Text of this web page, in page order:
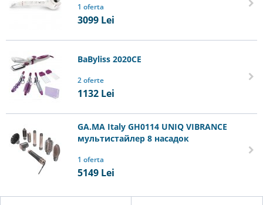
1 oferta
3099 Lei
BaByliss 2020CE
2 oferte
1132 Lei
GA.MA Italy GH0114 UNIQ VIBRANCE
мультистайлер 8 насадок
1 oferta
5149 Lei